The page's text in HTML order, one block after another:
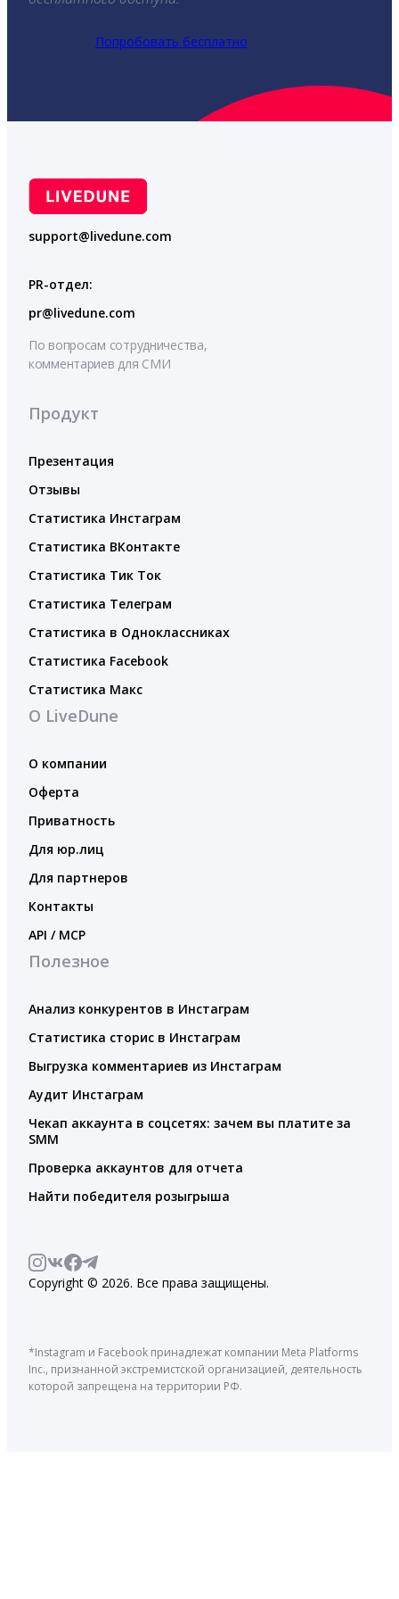
Попробовать бесплатно
support@livedune.com
PR-отдел:
pr@livedune.com
По вопросам сотрудничества,
комментариев для СМИ
Продукт
Презентация
Отзывы
Статистика Инстаграм
Статистика ВКонтакте
Статистика Тик Ток
Статистика Телеграм
Статистика в Одноклассниках
Статистика Facebook
Статистика Макс
О LiveDune
О компании
Оферта
Приватность
Для юр.лиц
Для партнеров
Контакты
API / MCP
Полезное
Анализ конкурентов в Инстаграм
Статистика сторис в Инстаграм
Выгрузка комментариев из Инстаграм
Аудит Инстаграм
Чекап аккаунта в соцсетях: зачем вы платите за
SMM
Проверка аккаунтов для отчета
Найти победителя розыгрыша
Copyright © 2026. Все права защищены.
*Instagram и Facebook принадлежат компании Meta Platforms
Inc., признанной экстремистской организацией, деятельность
которой запрещена на территории РФ.